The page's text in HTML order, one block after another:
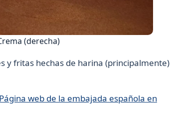
(derecha)
y fritas hechas de harina (principalmente)
Página web de la embajada española en